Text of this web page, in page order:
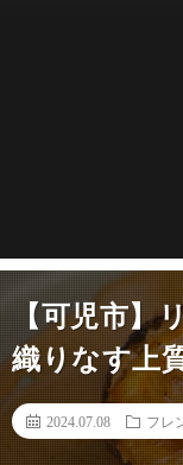
【可児市】
織りなす上
2024.07.08 フレ